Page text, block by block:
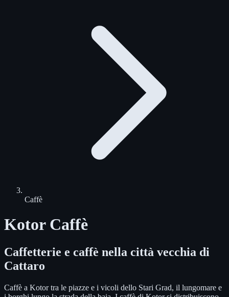
Caffè
Kotor Caffè
Caffetterie e caffè nella città vecchia di
Cattaro
Caffè a Kotor tra le piazze e i vicoli dello Stari Grad, il lungomare e